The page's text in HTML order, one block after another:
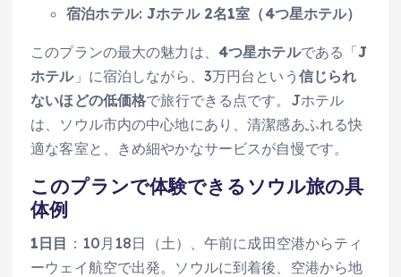
宿泊ホテル:Jホテル 2名1室（4つ星ホテル）
このプランの最大の魅力は、 4つ星ホテルである「J
ホテル」に宿泊しながら、3万円台という 信じられ
ないほどの低価格で旅行できる点です。Jホテル
は、ソウル市内の中心地にあり、清潔感あふれる快
適な客室と、きめ細やかなサービスが自慢です。
このプランで体験できるソウル旅の具
体例
1日目 ：10月18日（土）、午前に成田空港からティ
ーウェイ航空で出発。ソウルに到着後、空港から地